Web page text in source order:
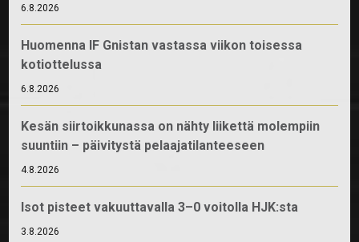
6.8.2026
Huomenna IF Gnistan vastassa viikon toisessa
kotiottelussa
6.8.2026
Kesän siirtoikkunassa on nähty liikettä molempiin
suuntiin – päivitystä pelaajatilanteeseen
4.8.2026
Isot pisteet vakuuttavalla 3–0 voitolla HJK:sta
3.8.2026